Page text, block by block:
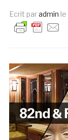
Ecrit paradmin le